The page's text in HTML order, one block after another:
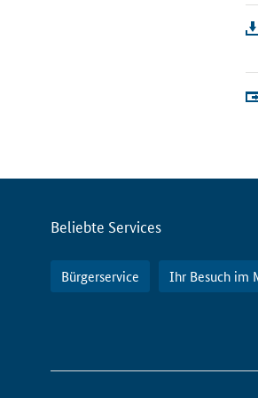
Servicemenü
Beliebte Services
Bürgerservice Ihr Besuch im
So